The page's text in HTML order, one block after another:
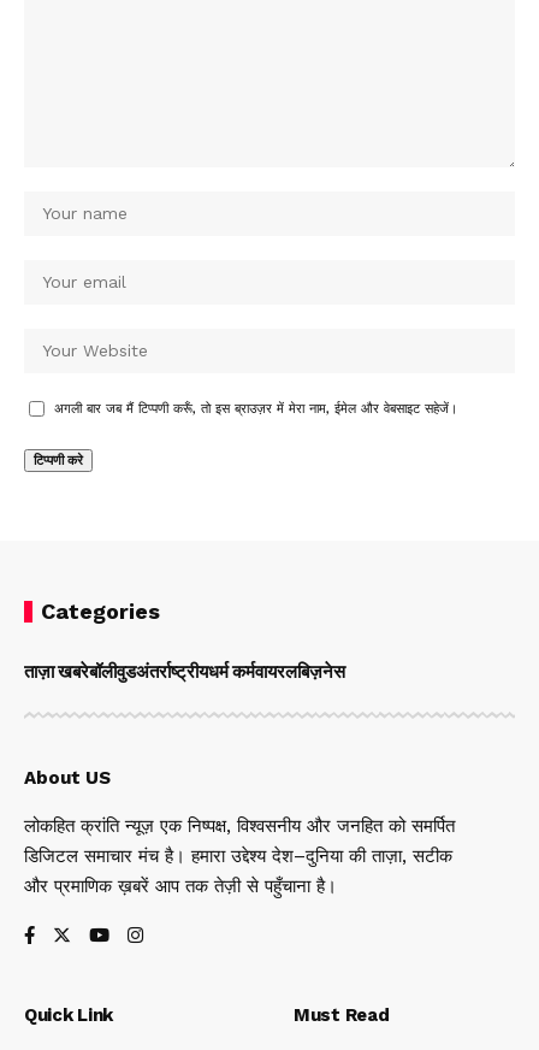
अगली बार जब मैं टिप्पणी करूँ, तो इस ब्राउज़र में मेरा नाम, ईमेल और वेबसाइट सहेजें।
Categories
ताज़ा खबरेबॉलीवुडअंतर्राष्ट्रीयधर्म कर्मवायरलबिज़नेस
About US
लोकहित क्रांति न्यूज़ एक निष्पक्ष, विश्वसनीय और जनहित को समर्पित
डिजिटल समाचार मंच है। हमारा उद्देश्य देश–दुनिया की ताज़ा, सटीक
और प्रमाणिक ख़बरें आप तक तेज़ी से पहुँचाना है।
Quick Link Must Read